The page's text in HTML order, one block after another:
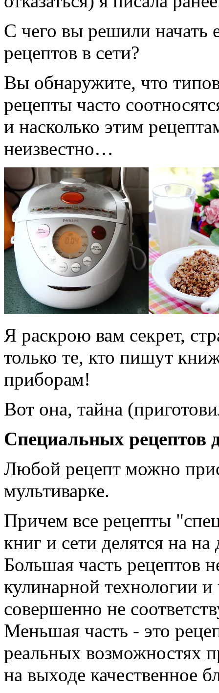
С чего вы решили начать
рецептов в сети?
Вы обнаружите, что
рецепты часто
и насколько этим
неизвестно…
Я раскрою вам секрет,
только те, кто пишут
приборам!
Вот она, тайна
Специальных рецептов
Любой рецепт можно
мультиварке.
Причем все рецепты
книг и сети делятся на
Большая часть рецептов
кулинарной технологии
совершенно не
Меньшая часть - это
реальных возможностях
на выходе качественное